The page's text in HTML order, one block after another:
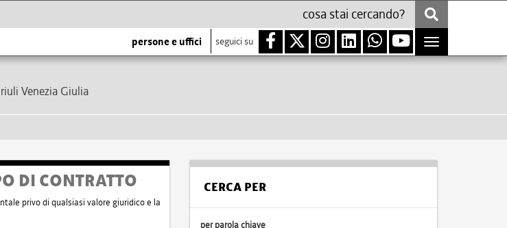
persone e uffici seguici su
Toggle
navigation
Venezia Giulia
DI CONTRATTO
privo di qualsiasi valore giuridico e la
CERCA PER
per parola chiave